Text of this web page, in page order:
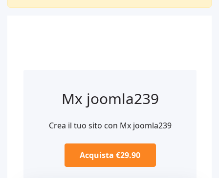
Mx joomla239
Crea il tuo sito con Mx joomla239
Acquista €29.90